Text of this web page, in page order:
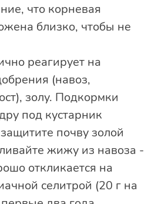
что корневая
близко, чтобы не
реагирует на
(навоз,
золу. Подкормки
под кустарник
почву золой
жижу из навоза -
откликается на
селитрой (20 г на